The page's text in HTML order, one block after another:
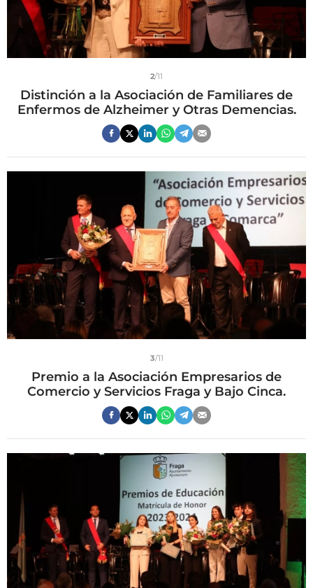
2/11
Distinción a la Asociación de Familiares de
Enfermos de Alzheimer y Otras Demencias.
3/11
Premio a la Asociación Empresarios de
Comercio y Servicios Fraga y Bajo Cinca.